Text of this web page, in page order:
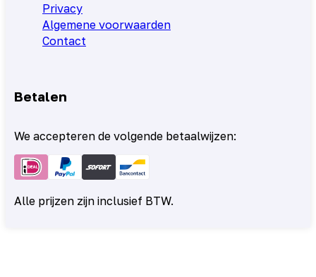
Privacy
Algemene voorwaarden
Contact
Betalen
We accepteren de volgende betaalwijzen:
Alle prijzen zijn inclusief BTW.